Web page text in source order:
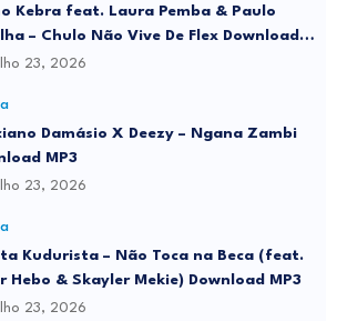
Kebra feat. Laura Pemba & Paulo
– Chulo Não Vive De Flex Download
23, 2026
Damásio X Deezy – Ngana Zambi
MP3
23, 2026
Kudurista – Não Toca na Beca (feat.
Hebo & Skayler Mekie) Download MP3
23, 2026